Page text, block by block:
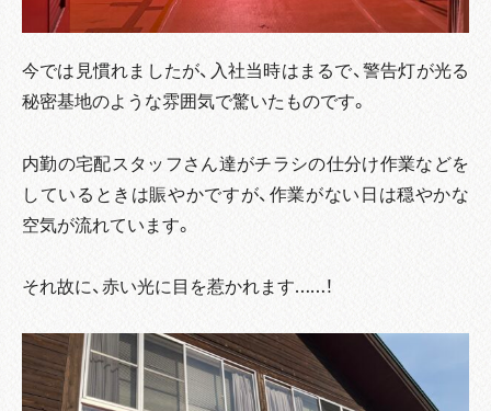
今では見慣れましたが、入社当時はまるで、警告灯が光る
秘密基地のような雰囲気で驚いたものです。
内勤の宅配スタッフさん達がチラシの仕分け作業などを
しているときは賑やかですが、作業がない日は穏やかな
空気が流れています。
それ故に、赤い光に目を惹かれます……！